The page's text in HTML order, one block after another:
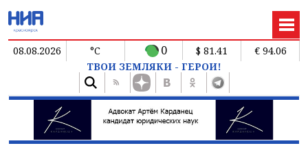
08.08.2026 °C 0 $ 81.41
€ 94.06
ТВОИ ЗЕМЛЯКИ - ГЕРОИ!